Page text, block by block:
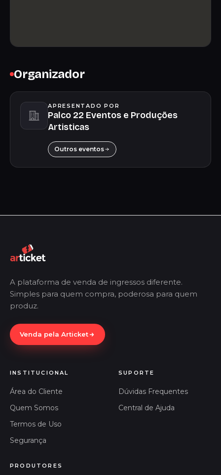
Organizador
APRESENTADO POR
Palco 22 Eventos e Produções
Artisticas
Outros eventos
A plataforma de venda de ingressos diferente.
Simples para quem compra, poderosa para quem
produz.
Venda pela Articket
INSTITUCIONAL
Área do Cliente
Quem Somos
Termos de Uso
Segurança
SUPORTE
Dúvidas Frequentes
Central de Ajuda
PRODUTORES